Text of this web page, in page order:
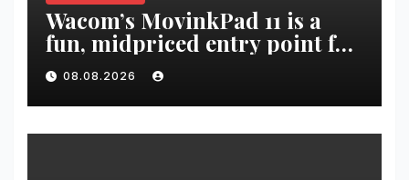
Wacom’s MovinkPad 11 is a
fun, midpriced entry point for
digital artists | VseTime.ru
08.08.2026